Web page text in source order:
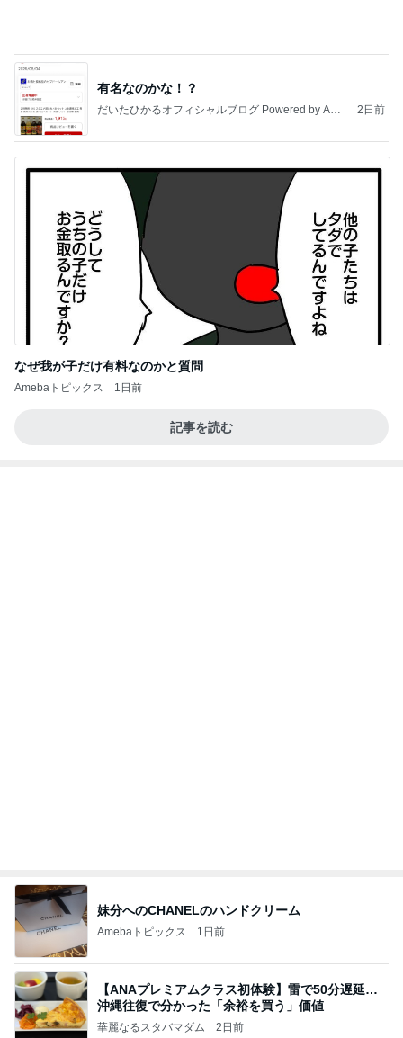
有名なのかな！？
だいたひかるオフィシャルブログ Powered by Ame
2日前
なぜ我が子だけ有料なのかと質問
Amebaトピックス 1日前
記事を読む
妹分へのCHANELのハンドクリーム
Amebaトピックス 1日前
【ANAプレミアムクラス初体験】雷で50分遅延…
沖縄往復で分かった「余裕を買う」価値
華麗なるスタバマダム 2日前